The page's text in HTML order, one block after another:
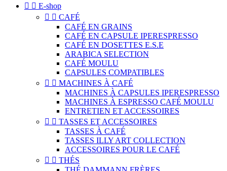
  E-shop
  CAFÉ
CAFÉ EN GRAINS
CAFÉ EN CAPSULE IPERESPRESSO
CAFÉ EN DOSETTES E.S.E
ARABICA SELECTION
CAFÉ MOULU
CAPSULES COMPATIBLES
  MACHINES À CAFÉ
MACHINES À CAPSULES IPERESPRESSO
MACHINES À ESPRESSO CAFÉ MOULU
ENTRETIEN ET ACCESSOIRES
  TASSES ET ACCESSOIRES
TASSES À CAFÉ
TASSES ILLY ART COLLECTION
ACCESSOIRES POUR LE CAFÉ
  THÉS